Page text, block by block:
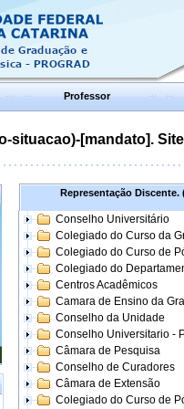
Professor
situacao)-[mandato].
Representação Discente.
Conselho Universitário
Colegiado do Curso da
Colegiado do Curso de
Colegiado do
Centros Acadêmicos
Camara de Ensino da
Conselho da Unidade
Conselho Universitario -
Câmara de Pesquisa
Conselho de Curadores
Câmara de Extensão
Colegiado do Curso de